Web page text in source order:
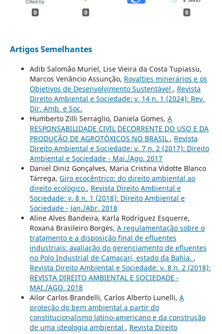
0 0 0
Artigos Semelhantes
Adib Salomão Muriel, Lise Vieira da Costa Tupiassu,
Marcos Venâncio Assunção, Royalties minerários e os
Objetivos de Desenvolvimento Sustentável , Revista
Direito Ambiental e Sociedade: v. 14 n. 1 (2024): Rev.
Dir. Amb. e Soc.
Humberto Zilli Serraglio, Daniela Gomes, A
RESPONSABILIDADE CIVIL DECORRENTE DO USO E DA
PRODUÇÃO DE AGROTÓXICOS NO BRASIL , Revista
Direito Ambiental e Sociedade: v. 7 n. 2 (2017): Direito
Ambiental e Sociedade - Mai./Ago. 2017
Daniel Diniz Gonçalves, Maria Cristina Vidotte Blanco
Tárrega, Giro ecocêntrico: do direito ambiental ao
direito ecológico , Revista Direito Ambiental e
Sociedade: v. 8 n. 1 (2018): Direito Ambiental e
Sociedade - Jan./Abr. 2018
Aline Alves Bandeira, Karla Rodríguez Esquerre,
Roxana Brasileiro Borges, A regulamentação sobre o
tratamento e a disposição final de efluentes
industriais: avaliação do gerenciamento de efluentes
no Polo Industrial de Camaçari, estado da Bahia. ,
Revista Direito Ambiental e Sociedade: v. 8 n. 2 (2018):
REVISTA DIREITO AMBIENTAL E SOCIEDADE -
MAI./AGO. 2018
Ailor Carlos Brandelli, Carlos Alberto Lunelli, A
proteção do bem ambiental a partir do
constitucionalismo latino-americano e da construção
de uma ideologia ambiental , Revista Direito